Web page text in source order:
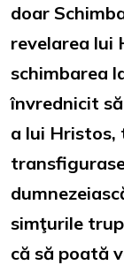
doar
revelarea lui
schimbarea
învrednicit
a lui Hristos,
simţurile
că să poată